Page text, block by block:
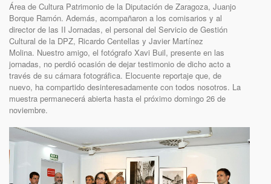
Área de Cultura Patrimonio de la Diputación de Zaragoza, Juanjo
Borque Ramón. Además, acompañaron a los comisarios y al
director de las II Jornadas, el personal del Servicio de Gestión
Cultural de la DPZ, Ricardo Centellas y Javier Martínez
Molina. Nuestro amigo, el fotógrafo Xavi Buil, presente en las
jornadas, no perdió ocasión de dejar testimonio de dicho acto a
través de su cámara fotográfica. Elocuente reportaje que, de
nuevo, ha compartido desinteresadamente con todos nosotros. La
muestra permanecerá abierta hasta el próximo domingo 26 de
noviembre.